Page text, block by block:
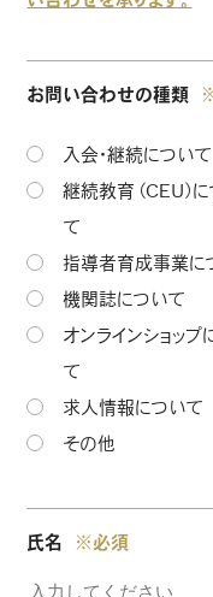
お問い合わせの種類
入会・継続について
継続教育（CEU）
て
指導者育成事業に
機関誌について
オンラインショップ
て
求人情報について
その他
氏名 ※必須